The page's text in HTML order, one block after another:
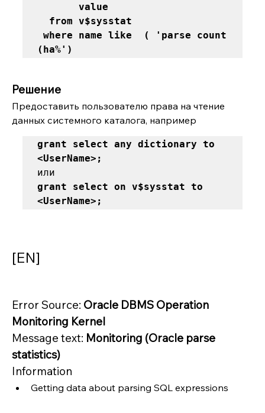
(ha%')
Решение
Предоставить пользователю права на чтение
данных системного каталога, например
grant select any dictionary to
<UserName>;
grant select on v$sysstat to
<UserName>;
[EN]
Error Source: Oracle DBMS Operation
Monitoring Kernel
Message text: Monitoring (Oracle parse
statistics)
Information
Getting data about parsing SQL expressions